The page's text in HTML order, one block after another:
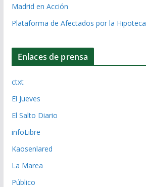
Madrid en Acción
Plataforma de Afectados por la Hipoteca
Enlaces de prensa
ctxt
El Jueves
El Salto Diario
infoLibre
Kaosenlared
La Marea
Público